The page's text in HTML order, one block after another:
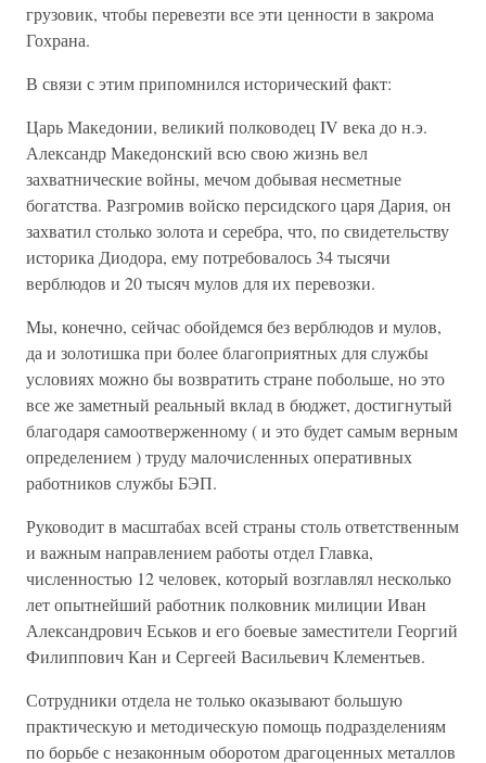
грузовик, чтобы перевезти все эти ценности в закрома
Гохрана.
В связи с этим припомнился исторический факт:
Царь Македонии, великий полководец IV века до н.э.
Александр Македонский всю свою жизнь вел
захватнические войны, мечом добывая несметные
богатства. Разгромив войско персидского царя Дария, он
захватил столько золота и серебра, что, по свидетельству
историка Диодора, ему потребовалось 34 тысячи
верблюдов и 20 тысяч мулов для их перевозки.
Мы, конечно, сейчас обойдемся без верблюдов и мулов,
да и золотишка при более благоприятных для службы
условиях можно бы возвратить стране побольше, но это
все же заметный реальный вклад в бюджет, достигнутый
благодаря самоотверженному ( и это будет самым верным
определением ) труду малочисленных оперативных
работников службы БЭП.
Руководит в масштабах всей страны столь ответственным
и важным направлением работы отдел Главка,
численностью 12 человек, который возглавлял несколько
лет опытнейший работник полковник милиции Иван
Александрович Еськов и его боевые заместители Георгий
Филиппович Кан и Сергеей Васильевич Клементьев.
Сотрудники отдела не только оказывают большую
практическую и методическую помощь подразделениям
по борьбе с незаконным оборотом драгоценных металлов